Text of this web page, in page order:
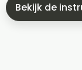
Bekijk de